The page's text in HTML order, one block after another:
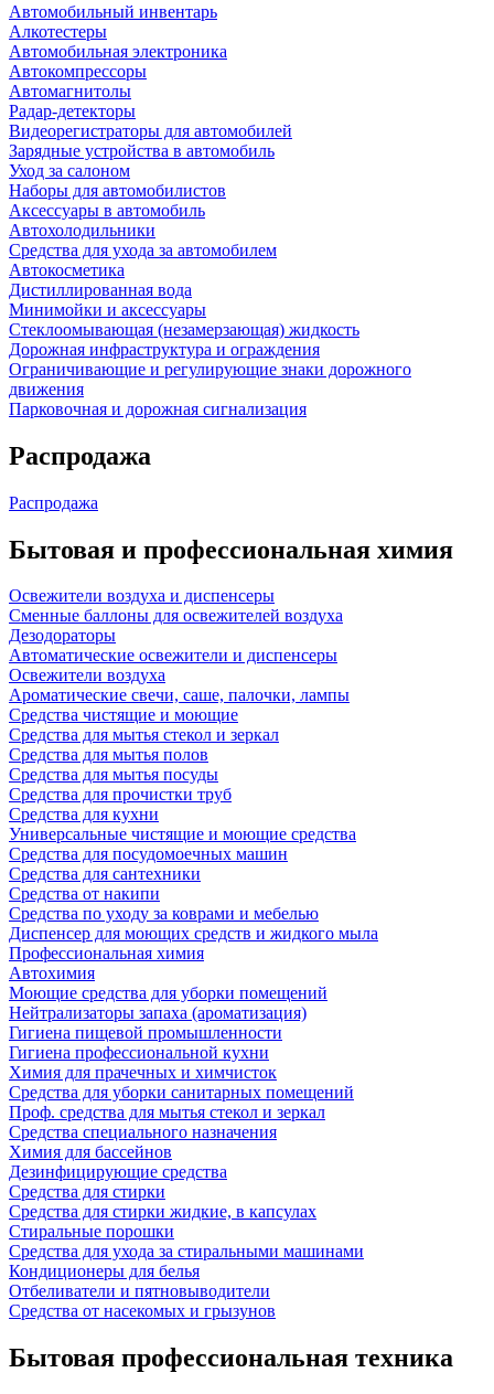
Автомобильный инвентарь
Алкотестеры
Автомобильная электроника
Автокомпрессоры
Автомагнитолы
Радар-детекторы
Видеорегистраторы для автомобилей
Зарядные устройства в автомобиль
Уход за салоном
Наборы для автомобилистов
Аксессуары в автомобиль
Автохолодильники
Средства для ухода за автомобилем
Автокосметика
Дистиллированная вода
Минимойки и аксессуары
Стеклоомывающая (незамерзающая) жидкость
Дорожная инфраструктура и ограждения
Ограничивающие и регулирующие знаки дорожного
движения
Парковочная и дорожная сигнализация
Распродажа
Распродажа
Бытовая и профессиональная химия
Освежители воздуха и диспенсеры
Сменные баллоны для освежителей воздуха
Дезодораторы
Автоматические освежители и диспенсеры
Освежители воздуха
Ароматические свечи, саше, палочки, лампы
Средства чистящие и моющие
Средства для мытья стекол и зеркал
Средства для мытья полов
Средства для мытья посуды
Средства для прочистки труб
Средства для кухни
Универсальные чистящие и моющие средства
Средства для посудомоечных машин
Средства для сантехники
Средства от накипи
Средства по уходу за коврами и мебелью
Диспенсер для моющих средств и жидкого мыла
Профессиональная химия
Автохимия
Моющие средства для уборки помещений
Нейтрализаторы запаха (ароматизация)
Гигиена пищевой промышленности
Гигиена профессиональной кухни
Химия для прачечных и химчисток
Средства для уборки санитарных помещений
Проф. средства для мытья стекол и зеркал
Средства специального назначения
Химия для бассейнов
Дезинфицирующие средства
Средства для стирки
Средства для стирки жидкие, в капсулах
Стиральные порошки
Средства для ухода за стиральными машинами
Кондиционеры для белья
Отбеливатели и пятновыводители
Средства от насекомых и грызунов
Бытовая профессиональная техника